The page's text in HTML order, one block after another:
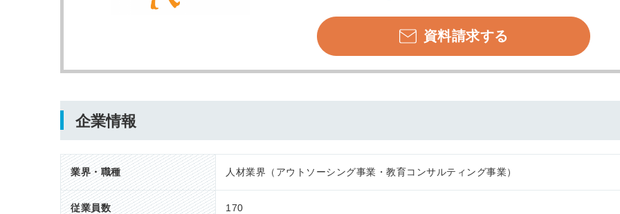
資料請求する
企業情報
業界・職種 人材業界（アウトソーシング事業・教育コンサルティング事業）
従業員数 170